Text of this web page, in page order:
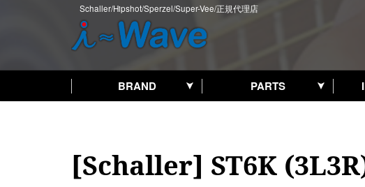
Schaller/Hipshot/Sperzel/Super-Vee/正規代理店
BRAND PARTS
>[Schaller] ST6K (3L3R), ST6 (3L3R) ,ST6B (3L3R)
ホーム>PRODUCT>[Schaller] ST6K (3L3R), ST6 (3L3R) ,ST6B (3L3R)
[Schaller] ST6K